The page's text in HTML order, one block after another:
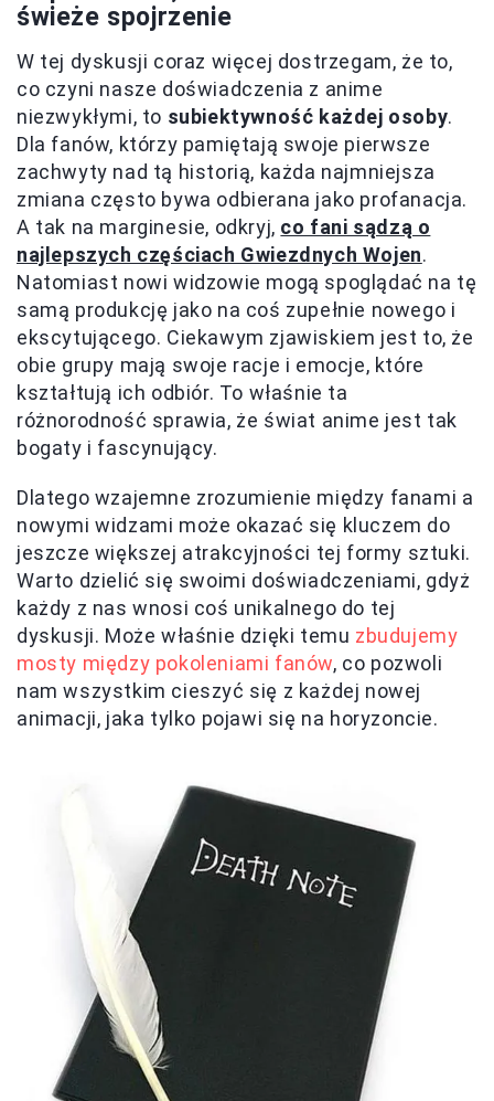
świeże spojrzenie
W tej dyskusji coraz więcej dostrzegam, że to,
co czyni nasze doświadczenia z anime
niezwykłymi, to subiektywność każdej osoby.
Dla fanów, którzy pamiętają swoje pierwsze
zachwyty nad tą historią, każda najmniejsza
zmiana często bywa odbierana jako profanacja.
A tak na marginesie, odkryj, co fani sądzą o
najlepszych częściach Gwiezdnych Wojen.
Natomiast nowi widzowie mogą spoglądać na tę
samą produkcję jako na coś zupełnie nowego i
ekscytującego. Ciekawym zjawiskiem jest to, że
obie grupy mają swoje racje i emocje, które
kształtują ich odbiór. To właśnie ta
różnorodność sprawia, że świat anime jest tak
bogaty i fascynujący.
Dlatego wzajemne zrozumienie między fanami a
nowymi widzami może okazać się kluczem do
jeszcze większej atrakcyjności tej formy sztuki.
Warto dzielić się swoimi doświadczeniami, gdyż
każdy z nas wnosi coś unikalnego do tej
dyskusji. Może właśnie dzięki temu zbudujemy
mosty między pokoleniami fanów, co pozwoli
nam wszystkim cieszyć się z każdej nowej
animacji, jaka tylko pojawi się na horyzoncie.